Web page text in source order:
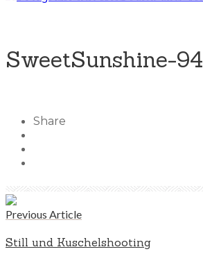
SweetSunshine-94
Share
Previous Article
Still und Kuschelshooting